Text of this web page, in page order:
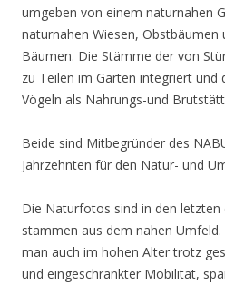
umgeben von einem naturnahen
naturnahen Wiesen, Obstbäumen
Bäumen. Die Stämme der von
zu Teilen im Garten integriert und
Vögeln als Nahrungs-und
Beide sind Mitbegründer des
Jahrzehnten für den Natur- und
Die Naturfotos sind in den letzten
stammen aus dem nahen
man auch im hohen Alter trotz
und eingeschränkter Mobilität,